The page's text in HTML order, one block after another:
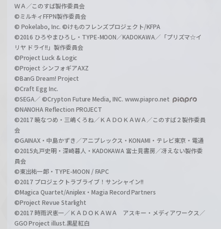
ＷＡ／このすば製作委員会
©ミルキィFFPN製作委員会
© Pokelabo, Inc. ©けものフレンズプロジェクト/KFPA
©2016 ひろやまひろし・TYPE-MOON／KADOKAWA／「プリズマ☆イ
リヤ ドライ!!」製作委員会
©Project Luck & Logic
©Project シンフォギアAXZ
©BanG Dream! Project
©Craft Egg Inc.
©SEGA／ ©Crypton Future Media, INC. www.piapro.net
©NANOHA Reflection PROJECT
©2017 暁なつめ・三嶋くろね／ＫＡＤＯＫＡＷＡ／このすば２製作委員
会
©GAINAX・中島かずき／アニプレックス・KONAMI・テレビ東京・電通
©2015丸戸史明・深崎暮人・KADOKAWA 富士見書房／冴えない製作委
員会
©東出祐一郎・TYPE-MOON / FAPC
©2017 プロジェクトラブライブ！サンシャイン!!
©Magica Quartet/Aniplex・Magia Record Partners
©Project Revue Starlight
©2017 時雨沢恵一／ＫＡＤＯＫＡＷＡ アスキー・メディアワークス／
GGO Project illust.黒星紅白